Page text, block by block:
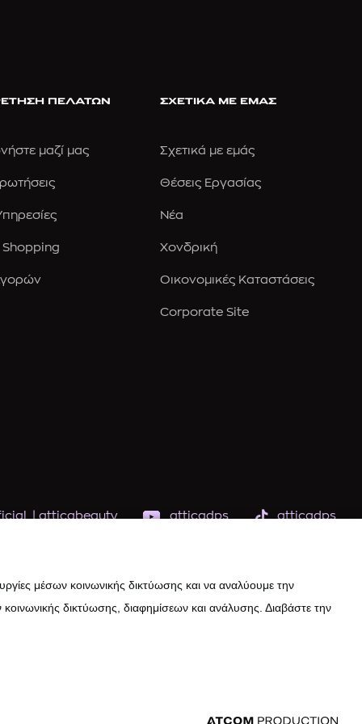
ΠΕΛΑΤΩΝ
μαζί μας
ΣΧΕΤΙΚΑ ΜΕ ΕΜΑΣ
Σχετικά με εμάς
Θέσεις Εργασίας
Νέα
Χονδρική
Οικονομικές Καταστάσεις
Corporate Site
|atticabeauty atticadps atticadps
μέσων κοινωνικής δικτύωσης και να αναλύουμε την
δικτύωσης, διαφημίσεων και ανάλυσης. Διαβάστε την